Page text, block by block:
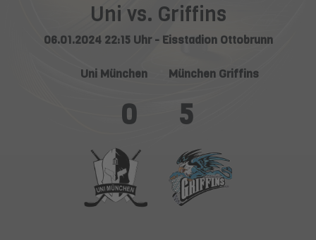
Uni vs. Griffins
06.01.2024 22:15 Uhr - Eisstadion Ottobrunn
Uni München München Griffins
0 5